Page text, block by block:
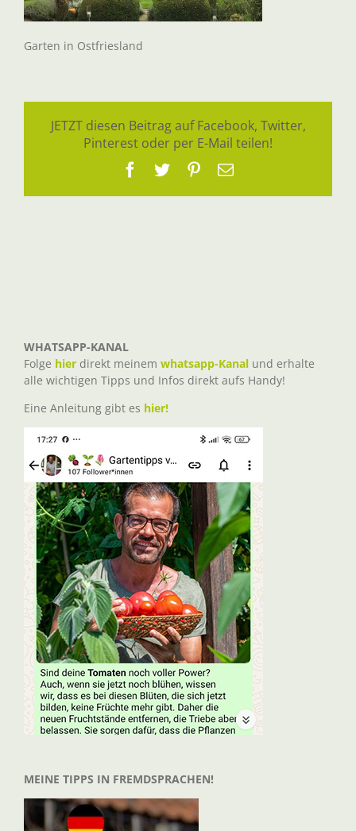
Garten in Ostfriesland
JETZT diesen Beitrag auf Facebook, Twitter,
Pinterest oder per E-Mail teilen!
Facebook
TwitterPinterest
E-
WHATSAPP-KANAL
Folge hier direkt meinem whatsapp-Kanal und erhalte
alle wichtigen Tipps und Infos direkt aufs Handy!
Eine Anleitung gibt es hier!
MEINE TIPPS IN FREMDSPRACHEN!